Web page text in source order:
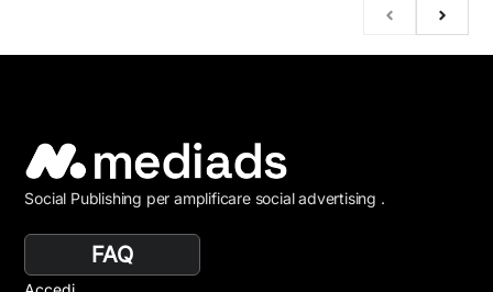
Social Publishing per amplificare social advertising .
FAQ